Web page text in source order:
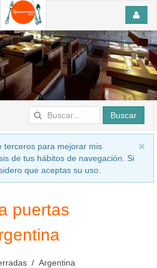
Buscar
terceros para mejorar mis
de tus hábitos de navegación. Si
que aceptas su uso.
puertas
Argentina